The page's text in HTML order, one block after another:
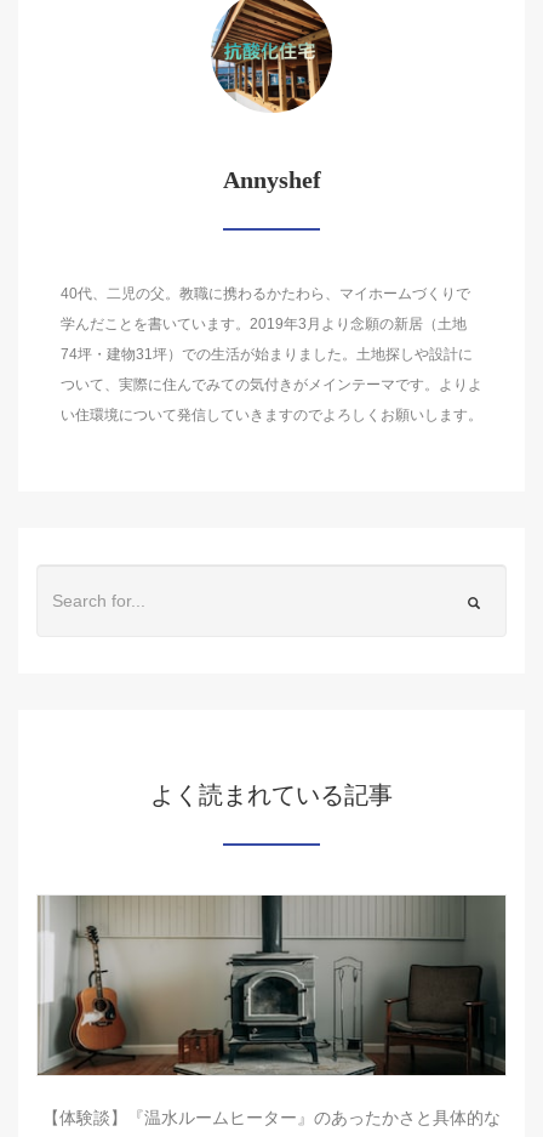
Annyshef
40代、二児の父。教職に携わるかたわら、マイホームづくりで
学んだことを書いています。2019年3月より念願の新居（土地
74坪・建物31坪）での生活が始まりました。土地探しや設計に
ついて、実際に住んでみての気付きがメインテーマです。よりよ
い住環境について発信していきますのでよろしくお願いします。
よく読まれている記事
【体験談】『温水ルームヒーター』のあったかさと具体的な